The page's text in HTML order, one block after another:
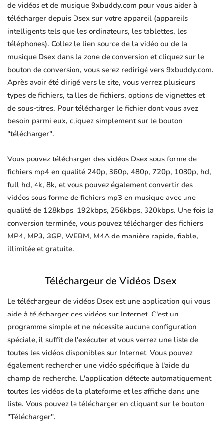
de vidéos et de musique 9xbuddy.com pour vous aider à
télécharger depuis Dsex sur votre appareil (appareils
intelligents tels que les ordinateurs, les tablettes, les
téléphones). Collez le lien source de la vidéo ou de la
musique Dsex dans la zone de conversion et cliquez sur le
bouton de conversion, vous serez redirigé vers 9xbuddy.com.
Après avoir été dirigé vers le site, vous verrez plusieurs
types de fichiers, tailles de fichiers, options de vignettes et
de sous-titres. Pour télécharger le fichier dont vous avez
besoin parmi eux, cliquez simplement sur le bouton
"télécharger".
Vous pouvez télécharger des vidéos Dsex sous forme de
fichiers mp4 en qualité 240p, 360p, 480p, 720p, 1080p, hd,
full hd, 4k, 8k, et vous pouvez également convertir des
vidéos sous forme de fichiers mp3 en musique avec une
qualité de 128kbps, 192kbps, 256kbps, 320kbps. Une fois la
conversion terminée, vous pouvez télécharger des fichiers
MP4, MP3, 3GP, WEBM, M4A de manière rapide, fiable,
illimitée et gratuite.
Téléchargeur de Vidéos Dsex
Le téléchargeur de vidéos Dsex est une application qui vous
aide à télécharger des vidéos sur Internet. C'est un
programme simple et ne nécessite aucune configuration
spéciale, il suffit de l'exécuter et vous verrez une liste de
toutes les vidéos disponibles sur Internet. Vous pouvez
également rechercher une vidéo spécifique à l'aide du
champ de recherche. L'application détecte automatiquement
toutes les vidéos de la plateforme et les affiche dans une
liste. Vous pouvez le télécharger en cliquant sur le bouton
"Télécharger".